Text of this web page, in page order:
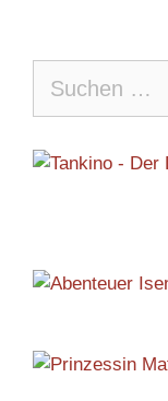
nach: